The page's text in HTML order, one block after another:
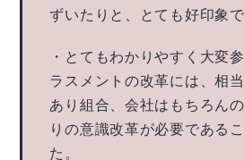
ずいたりと、とても好印象
・とてもわかりやすく大変
ラスメントの改革には、相
あり組合、会社はもちろん
りの意識改革が必要である
た。